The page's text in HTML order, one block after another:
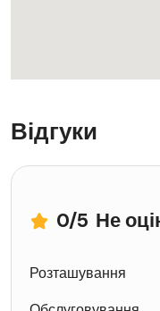
Відгуки
0/5 Не
Розташування